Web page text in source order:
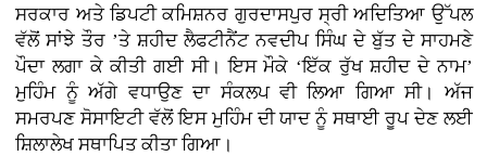
ਸਰਕਾਰ ਅਤੇ ਡਿਪਟੀ ਕਮਿਸ਼ਨਰ ਗੁਰਦਾਸਪੁਰ ਸ੍ਰੀ ਅਦਿਤਿਆ ਉੱਪਲ
ਵੱਲੋਂ ਸਾਂਝੇ ਤੌਰ ’ਤੇ ਸ਼ਹੀਦ ਲੈਫਟੀਨੈਂਟ ਨਵਦੀਪ ਸਿੰਘ ਦੇ ਬੁੱਤ ਦੇ ਸਾਹਮਣੇ
ਪੌਦਾ ਲਗਾ ਕੇ ਕੀਤੀ ਗਈ ਸੀ। ਇਸ ਮੌਕੇ ‘ਇੱਕ ਰੁੱਖ ਸ਼ਹੀਦ ਦੇ ਨਾਮ’
ਮੁਹਿੰਮ ਨੂੰ ਅੱਗੇ ਵਧਾਉਣ ਦਾ ਸੰਕਲਪ ਵੀ ਲਿਆ ਗਿਆ ਸੀ। ਅੱਜ
ਸਮਰਪਣ ਸੋਸਾਇਟੀ ਵੱਲੋਂ ਇਸ ਮੁਹਿੰਮ ਦੀ ਯਾਦ ਨੂੰ ਸਥਾਈ ਰੂਪ ਦੇਣ ਲਈ
ਸ਼ਿਲਾਲੇਖ ਸਥਾਪਿਤ ਕੀਤਾ ਗਿਆ।